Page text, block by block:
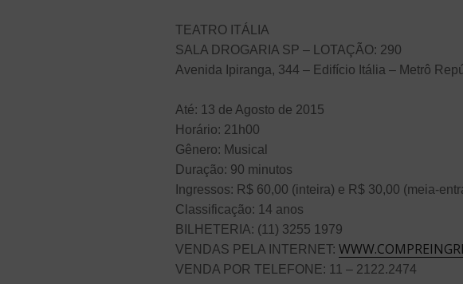
TEATRO ITÁLIA
SALA DROGARIA SP – LOTAÇÃO: 290
Avenida Ipiranga, 344 – Edifício Itália – Metrô
Até: 13 de Agosto de 2015
Horário: 21h00
Gênero: Musical
Duração: 90 minutos
Ingressos: R$ 60,00 (inteira) e R$ 30,00 (meia-
Classificação: 14 anos
BILHETERIA: (11) 3255 1979
VENDAS PELA INTERNET:
VENDA POR TELEFONE: 11 – 2122.2474